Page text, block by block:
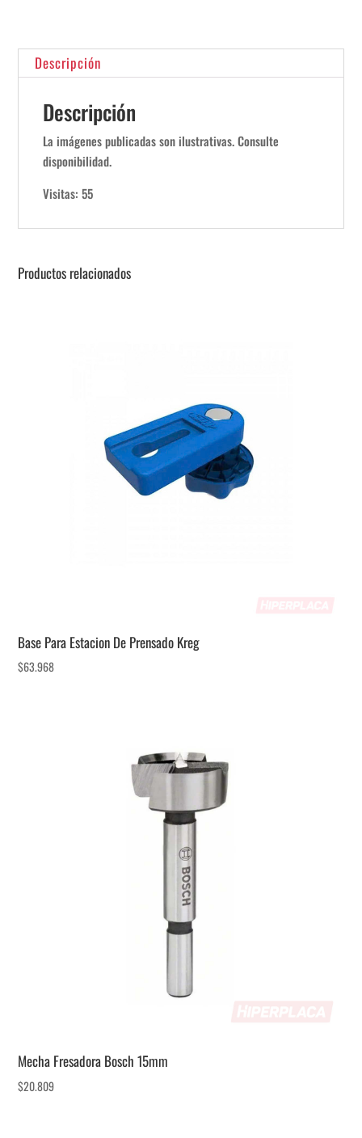
Descripción
Descripción
La imágenes publicadas son ilustrativas. Consulte
disponibilidad.
Visitas: 55
Productos relacionados
Base Para Estacion De Prensado Kreg
$63.968
Mecha Fresadora Bosch 15mm
$20.809